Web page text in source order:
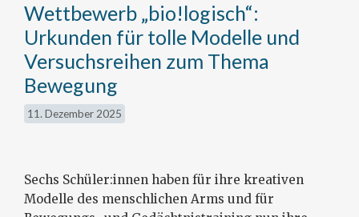
Wettbewerb „bio!logisch“:
Urkunden für tolle Modelle und
Versuchsreihen zum Thema
Bewegung
11. Dezember 2025
Sechs Schüler:innen haben für ihre kreativen
Modelle des menschlichen Arms und für